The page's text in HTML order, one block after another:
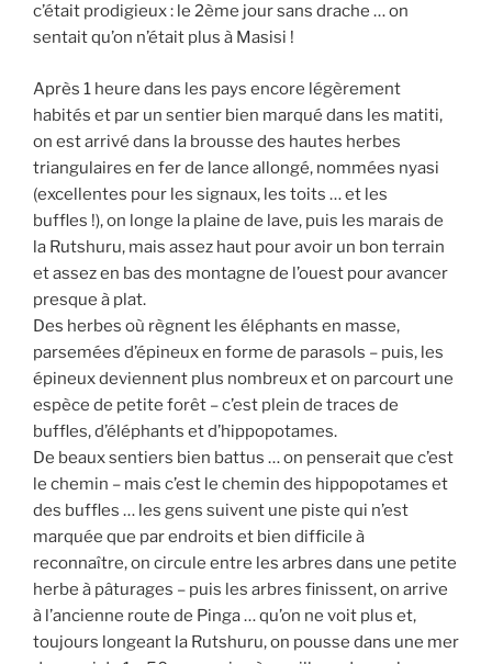
c’était prodigieux : le 2ème jour sans drache … on
sentait qu’on n’était plus à Masisi !
Après 1 heure dans les pays encore légèrement
habités et par un sentier bien marqué dans les matiti,
on est arrivé dans la brousse des hautes herbes
triangulaires en fer de lance allongé, nommées nyasi
(excellentes pour les signaux, les toits … et les
buffles !), on longe la plaine de lave, puis les marais de
la Rutshuru, mais assez haut pour avoir un bon terrain
et assez en bas des montagne de l’ouest pour avancer
presque à plat.
Des herbes où règnent les éléphants en masse,
parsemées d’épineux en forme de parasols – puis, les
épineux deviennent plus nombreux et on parcourt une
espèce de petite forêt – c’est plein de traces de
buffles, d’éléphants et d’hippopotames.
De beaux sentiers bien battus … on penserait que c’est
le chemin – mais c’est le chemin des hippopotames et
des buffles … les gens suivent une piste qui n’est
marquée que par endroits et bien difficile à
reconnaître, on circule entre les arbres dans une petite
herbe à pâturages – puis les arbres finissent, on arrive
à l’ancienne route de Pinga … qu’on ne voit plus et,
toujours longeant la Rutshuru, on pousse dans une mer